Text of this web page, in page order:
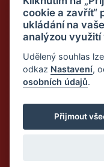
Chci
© 2026 Dietalegre
cookie a zavřít“
ukládání na
analýzou využití
Udělený souhlas
odkaz Nastavení,
osobních údajů.
Přijmout